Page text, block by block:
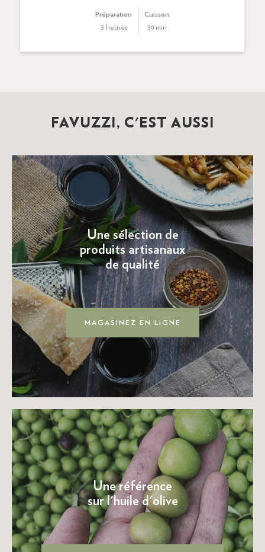
Préparation
3 heures
Cuisson
30 min
FAVUZZI, C'EST AUSSI
Une sélection de
produits artisanaux
de qualité
MAGASINEZ EN LIGNE
Une référence
sur l'huile d'olive